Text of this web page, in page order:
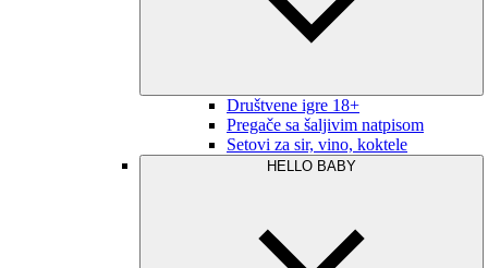
Društvene igre 18+
Pregače sa šaljivim natpisom
Setovi za sir, vino, koktele
HELLO BABY